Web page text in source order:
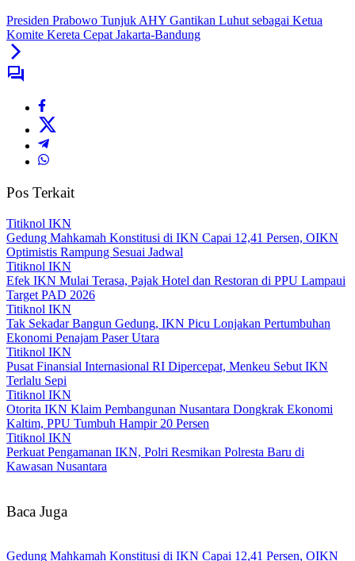
Presiden Prabowo Tunjuk AHY Gantikan Luhut sebagai Ketua
Komite Kereta Cepat Jakarta-Bandung
Pos Terkait
Titiknol IKN
Gedung Mahkamah Konstitusi di IKN Capai 12,41 Persen, OIKN
Optimistis Rampung Sesuai Jadwal
Titiknol IKN
Efek IKN Mulai Terasa, Pajak Hotel dan Restoran di PPU Lampaui
Target PAD 2026‎
Titiknol IKN
Tak Sekadar Bangun Gedung, IKN Picu Lonjakan Pertumbuhan
Ekonomi Penajam Paser Utara
Titiknol IKN
Pusat Finansial Internasional RI Dipercepat, Menkeu Sebut IKN
Terlalu Sepi
Titiknol IKN
Otorita IKN Klaim Pembangunan Nusantara Dongkrak Ekonomi
Kaltim, PPU Tumbuh Hampir 20 Persen
Titiknol IKN
Perkuat Pengamanan IKN, Polri Resmikan Polresta Baru di
Kawasan Nusantara
Baca Juga
Gedung Mahkamah Konstitusi di IKN Capai 12,41 Persen, OIKN